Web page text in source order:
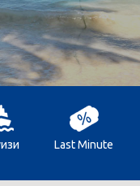
Last Minute